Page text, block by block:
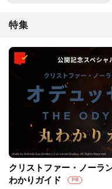
特集
クリストファー・ノーラ
わかりガイド
PR